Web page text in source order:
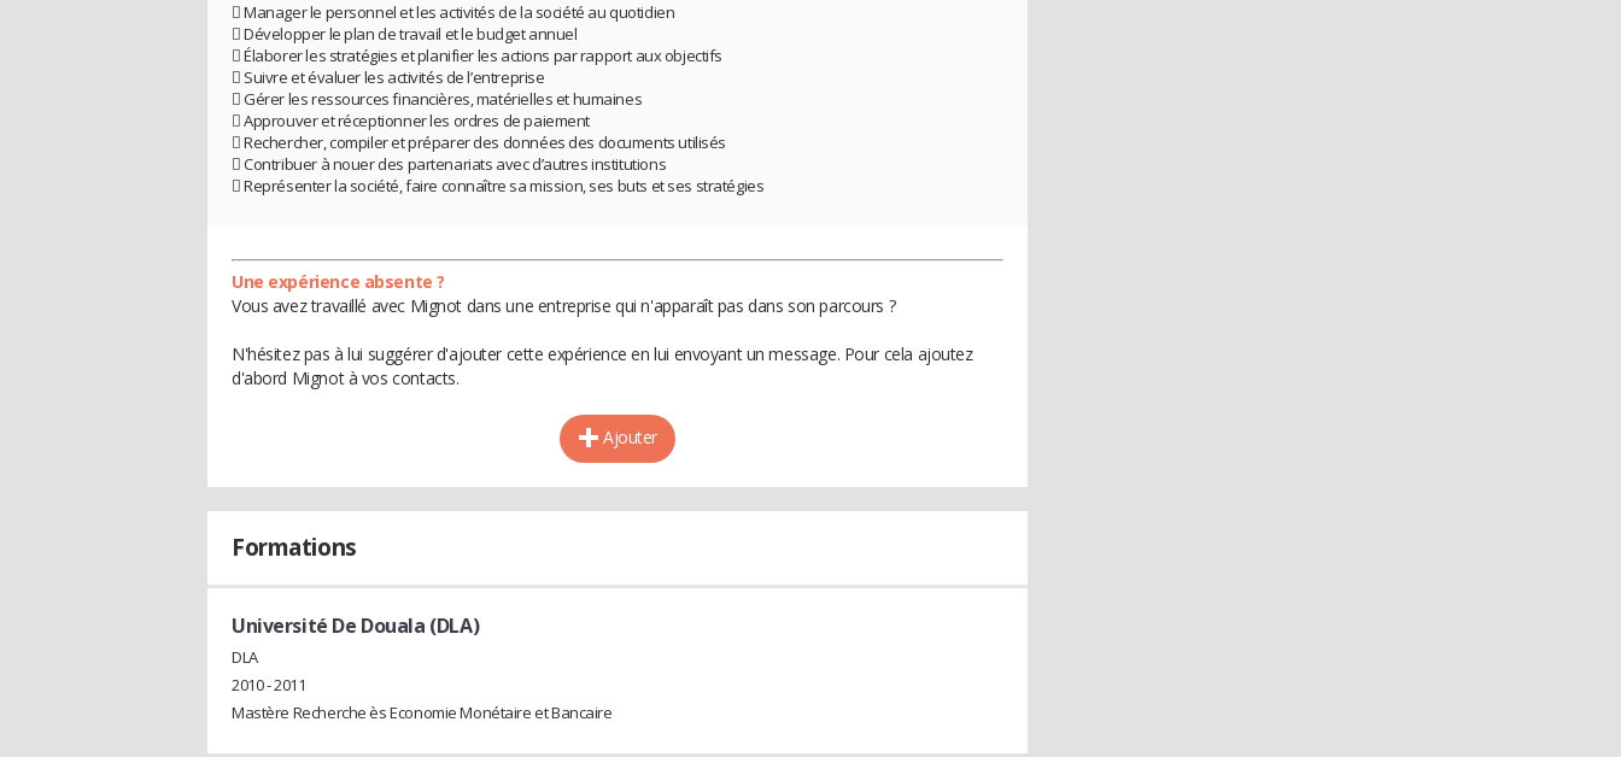
 Manager le personnel et les activités de la société au quotidien
 Développer le plan de travail et le budget annuel
 Élaborer les stratégies et planifier les actions par rapport aux objectifs
 Suivre et évaluer les activités de l’entreprise
 Gérer les ressources financières, matérielles et humaines
 Approuver et réceptionner les ordres de paiement
 Rechercher, compiler et préparer des données des documents utilisés
 Contribuer à nouer des partenariats avec d’autres institutions
 Représenter la société, faire connaître sa mission, ses buts et ses stratégies
Une expérience absente ?
Vous avez travaillé avec Mignot dans une entreprise qui n'apparaît pas dans son parcours ?
N'hésitez pas à lui suggérer d'ajouter cette expérience en lui envoyant un message. Pour cela ajoutez
d'abord Mignot à vos contacts.
Ajouter
Formations
Université De Douala (DLA)
DLA
2010 - 2011
Mastère Recherche ès Economie Monétaire et Bancaire